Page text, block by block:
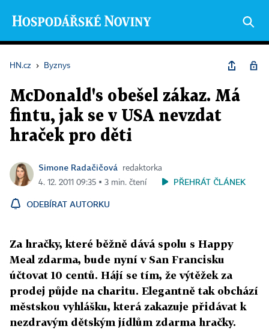
HN.cz › Byznys
McDonald's obešel zákaz. Má
fintu, jak se v USA nevzdat
hraček pro děti
Simone Radačičová
redaktorka
4. 12. 2011 09:35 ▪ 3 min. čtení
PŘEHRÁT ČLÁNEK
ODEBÍRAT AUTORKU
Za hračky, které běžně dává spolu s Happy
Meal zdarma, bude nyní v San Francisku
účtovat 10 centů. Hájí se tím, že výtěžek za
prodej půjde na charitu. Elegantně tak obchází
městskou vyhlášku, která zakazuje přidávat k
nezdravým dětským jídlům zdarma hračky.